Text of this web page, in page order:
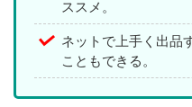
ススメ。
ネットで上手く出品
こともできる。